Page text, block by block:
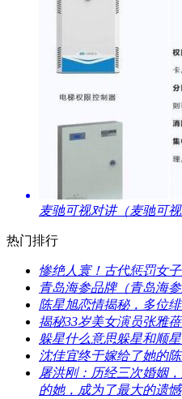
麦驰可视对讲（麦驰可
热门排行
惨绝人寰！古代惩罚女
青岛海参品牌（青岛海
陈星旭恋情揭秘，多位
揭秘33岁美女演员张雅
躲星什么意思躲星和顺
沈佳宜终于嫁给了她的
屠洪刚：历经三次婚姻
的她，成为了最大的遗憾